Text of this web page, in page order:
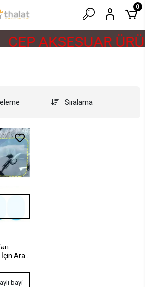
CEP AKSESUAR
0
Sıralama
Araç
Cam
bayi